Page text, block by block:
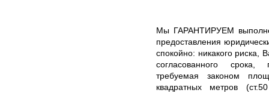
Мы ГАРАНТИРУЕМ
предоставления
спокойно: никакого риска,
согласованного срока,
требуемая законом
квадратных метров